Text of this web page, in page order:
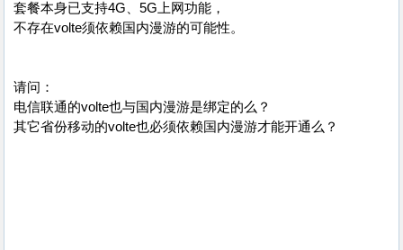
套餐本身已支持4G、5G上网功能，
不存在volte须依赖国内漫游的可能性。
请问：
电信联通的volte也与国内漫游是绑定的么？
其它省份移动的volte也必须依赖国内漫游才能开通么？